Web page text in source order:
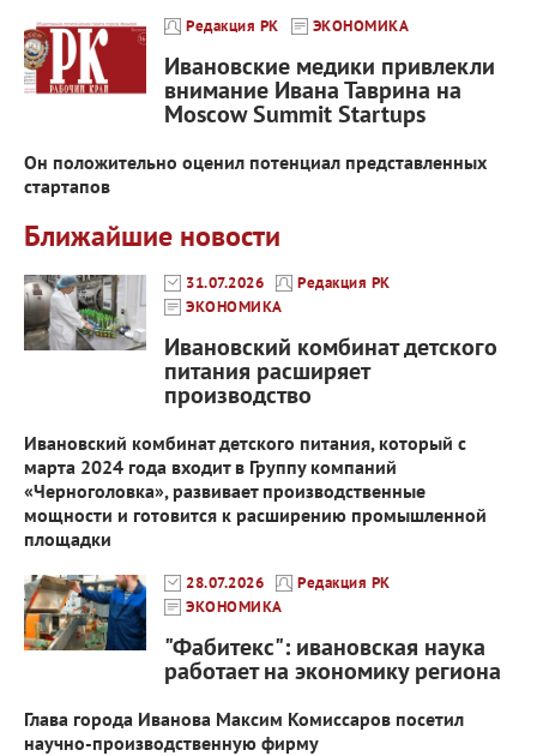
Редакция РК ЭКОНОМИКА
Ивановские медики привлекли
внимание Ивана Таврина на
Moscow Summit Startups
Он положительно оценил потенциал представленных
стартапов
Ближайшие новости
31.07.2026
Редакция РК
ЭКОНОМИКА
Ивановский комбинат детского
питания расширяет
производство
Ивановский комбинат детского питания, который с
марта 2024 года входит в Группу компаний
«Черноголовка», развивает производственные
мощности и готовится к расширению промышленной
площадки
28.07.2026
Редакция РК
ЭКОНОМИКА
"Фабитекс": ивановская наука
работает на экономику региона
Глава города Иванова Максим Комиссаров посетил
научно-производственную фирму